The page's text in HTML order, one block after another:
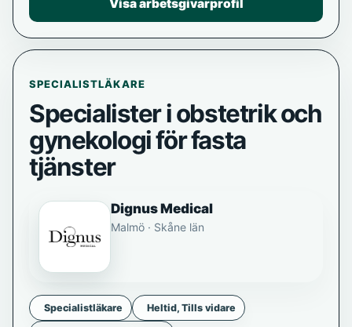
SPECIALISTLÄKARE
Specialister i obstetrik och
gynekologi för fasta
tjänster
Dignus Medical
Malmö · Skåne län
Specialistläkare Heltid, Tills vidare
Visa arbetsgivarprofil